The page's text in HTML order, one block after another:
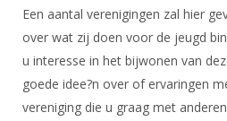
Medewerkers
Samenwerking
Formulieren
KNAS Keurmerk
NK's
JPT
JEC
Voor scheidsrechters
Nieuws
Scheidsrechterslijst
Een aantal verenigingen zal hier
over wat zij doen voor de jeugd
u interesse in het bijwonen van
goede idee?n over of ervaringen
vereniging die u graag met